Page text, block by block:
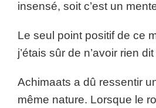
insensé, soit c’est un
Le seul point positif de ce
j’étais sûr de n’avoir rien
Achimaats a dû ressentir
même nature. Lorsque le